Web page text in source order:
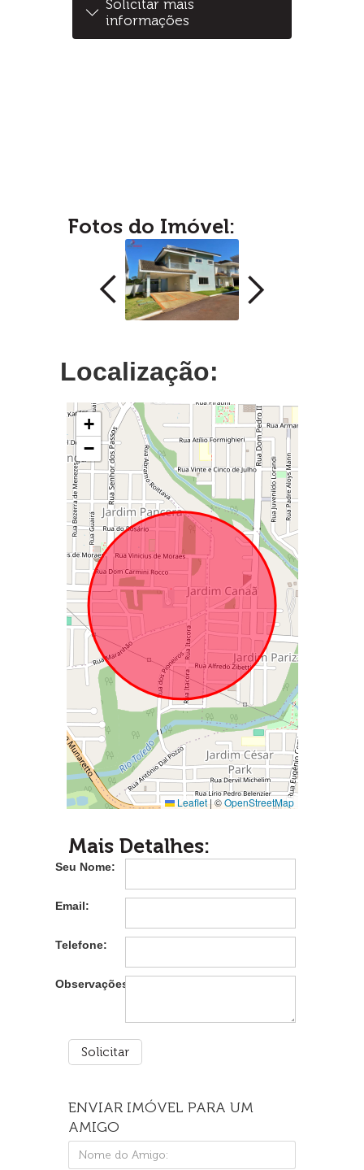
Solicitar mais
informações
Fotos do Imóvel:
Localização:
+
−
Leaflet| ©OpenStreetMap
Mais Detalhes:
Seu Nome:
Email:
Telefone:
Observações:
ENVIAR IMÓVEL PARA UM
AMIGO